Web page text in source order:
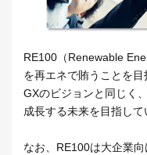
RE100（Renewable
を再エネで賄うことを目
GXのビジョンと同じく
成長する未来を目指して
なお、RE100は大企業